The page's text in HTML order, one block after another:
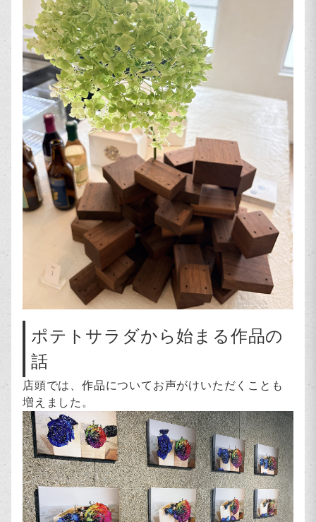
ポテトサラダから始まる作品の
話
店頭では、作品についてお声がけいただくことも
増えました。